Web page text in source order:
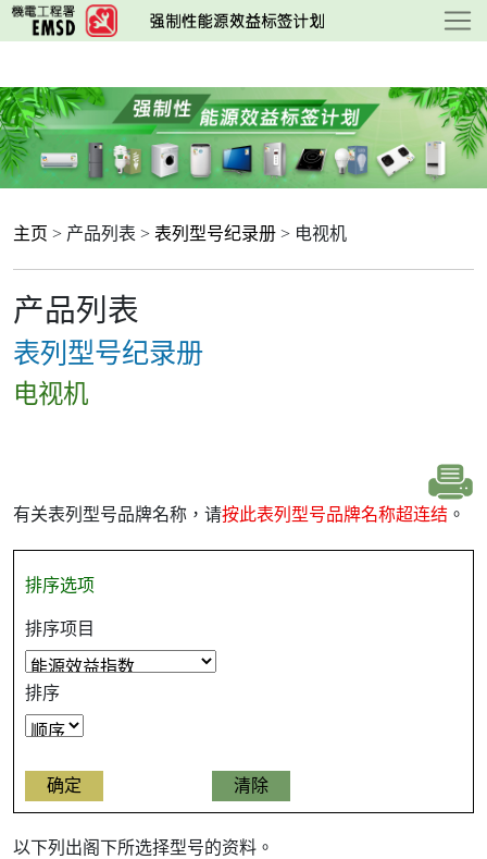
跳
至
要
内
容
主页 > 产品列表 > 表列型号纪录册 > 电视机
产品列表
表列型号纪录册
电视机
有关表列型号品牌名称，请按此表列型号品牌名称超连结 。
排序选项
排序项目
排序
以下列出阁下所选择型号的资料。